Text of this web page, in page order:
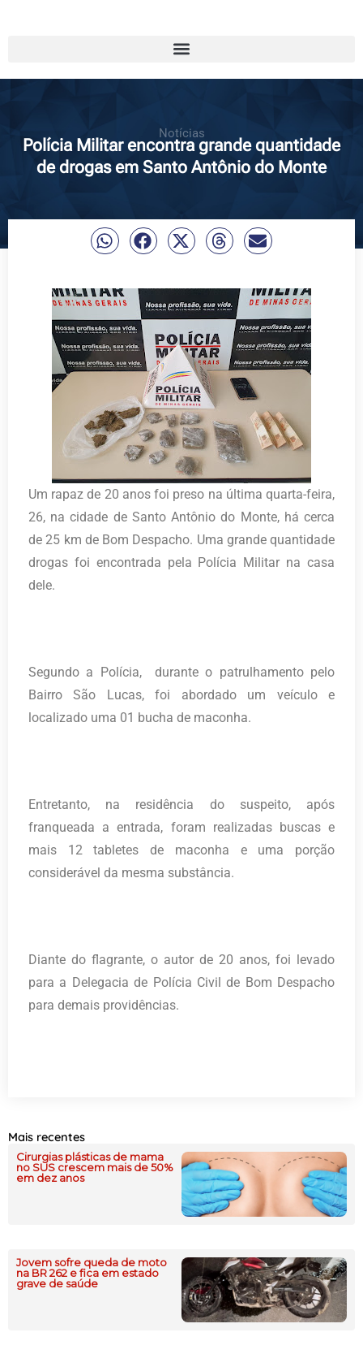
Notícias
Polícia Militar encontra grande quantidade
de drogas em Santo Antônio do Monte
Um rapaz de 20 anos foi preso na última quarta-feira,
26, na cidade de Santo Antônio do Monte, há cerca
de 25 km de Bom Despacho. Uma grande quantidade
drogas foi encontrada pela Polícia Militar na casa
dele.
Segundo a Polícia, durante o patrulhamento pelo
Bairro São Lucas, foi abordado um veículo e
localizado uma 01 bucha de maconha.
Entretanto, na residência do suspeito, após
franqueada a entrada, foram realizadas buscas e
mais 12 tabletes de maconha e uma porção
considerável da mesma substância.
Diante do flagrante, o autor de 20 anos, foi levado
para a Delegacia de Polícia Civil de Bom Despacho
para demais providências.
Mais recentes
Cirurgias plásticas de mama
no SUS crescem mais de 50%
em dez anos
Jovem sofre queda de moto
na BR 262 e fica em estado
grave de saúde